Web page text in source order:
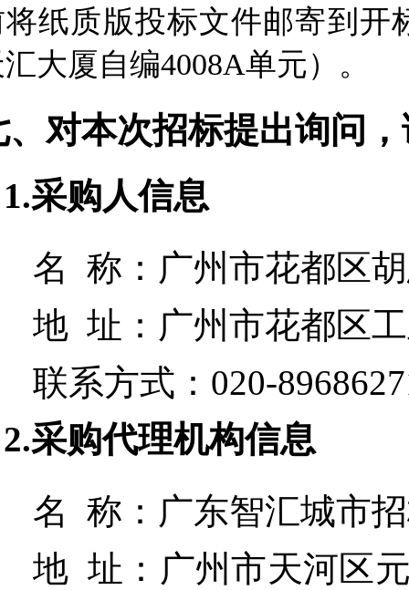
将纸质版投标文件邮寄到开
大厦自编4008A单元） 。
、对本次招标提出询问
1.采购人信息
名 称： 广州市花都区
地 址： 广州市花都区
联系方式： 020-
2.采购代理机构信息
名 称： 广东智汇城市
地 址： 广州市天河区